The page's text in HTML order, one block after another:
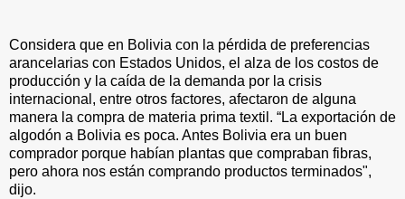
Considera que en Bolivia con la pérdida de preferencias
arancelarias con Estados Unidos, el alza de los costos de
producción y la caída de la demanda por la crisis
internacional, entre otros factores, afectaron de alguna
manera la compra de materia prima textil. “La exportación de
algodón a Bolivia es poca. Antes Bolivia era un buen
comprador porque habían plantas que compraban fibras,
pero ahora nos están comprando productos terminados",
dijo.